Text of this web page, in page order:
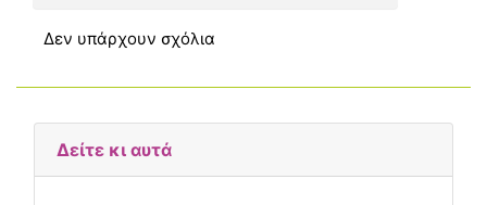
Δεν υπάρχουν σχόλια
Δείτε κι αυτά